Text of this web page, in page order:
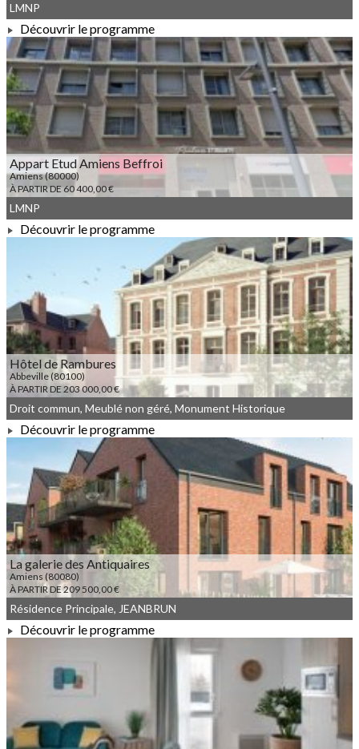
À PARTIR DE 80 400,00 €
LMNP
Découvrir le programme
Appart Etud Amiens Beffroi
Amiens (80000)
À PARTIR DE 60 400,00 €
À PARTIR DE 60 400,00 €
LMNP
Découvrir le programme
Hôtel de Rambures
Abbeville (80100)
À PARTIR DE 203 000,00 €
À PARTIR DE 203 000,00 €
Droit commun, Meublé non géré, Monument Historique
Découvrir le programme
La galerie des Antiquaires
Amiens (80080)
À PARTIR DE 209 500,00 €
À PARTIR DE 209 500,00 €
Résidence Principale, JEANBRUN
Découvrir le programme